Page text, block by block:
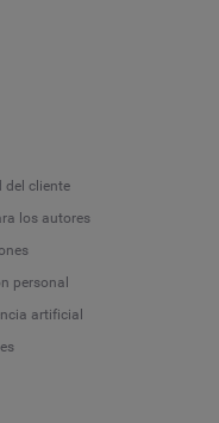
del cliente
los autores
personal
artificial